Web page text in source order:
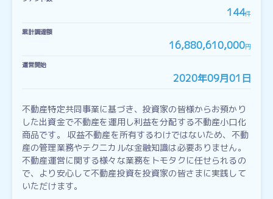
144件
累計調達額
16,880,610,000円
運営開始
2020年09月01日
不動産特定共同事業に基づき、投資家の皆様からお預かり
した出資金で不動産を運用し利益を分配する不動産小口化
商品です。 収益不動産を所有するわけではないため、不動
産の管理業務やテクニカルな金融知識は必要ありません。
不動産運営に関する様々な業務をトモタクに任せられるの
で、より安心して不動産投資を投資家の皆さまに実践して
いただけます。